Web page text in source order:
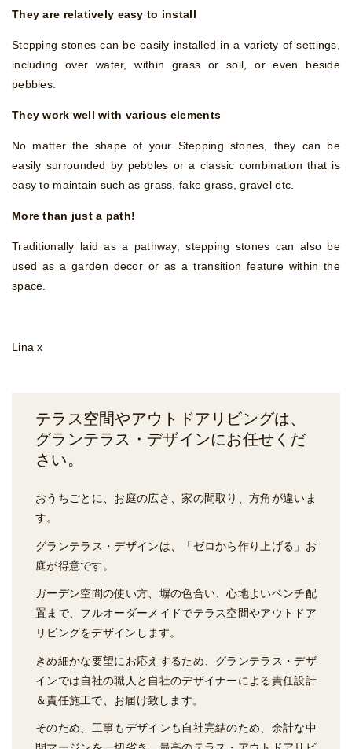
They are relatively easy to install
Stepping stones can be easily installed in a variety of settings,
including over water, within grass or soil, or even beside
pebbles.
They work well with various elements
No matter the shape of your Stepping stones, they can be
easily surrounded by pebbles or a classic combination that is
easy to maintain such as grass, fake grass, gravel etc.
More than just a path!
Traditionally laid as a pathway, stepping stones can also be
used as a garden decor or as a transition feature within the
space.
Lina x
テラス空間やアウトドアリビングは、
グランテラス・デザインにお任せくだ
さい。
おうちごとに、お庭の広さ、家の間取り、方角が違いま
す。
グランテラス・デザインは、「ゼロから作り上げる」お
庭が得意です。
ガーデン空間の使い方、塀の色合い、心地よいベンチ配
置まで、フルオーダーメイドでテラス空間やアウトドア
リビングをデザインします。
きめ細かな要望にお応えするため、グランテラス・デザ
インでは自社の職人と自社のデザイナーによる責任設計
＆責任施工で、お届け致します。
そのため、工事もデザインも自社完結のため、余計な中